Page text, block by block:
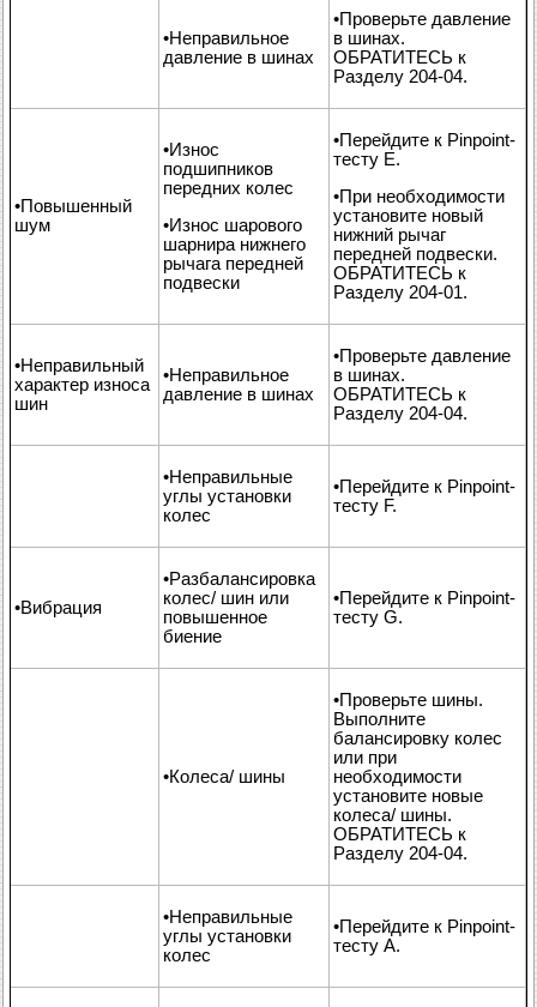
•Неправильное
давление в шинах
•Проверьте давление
в шинах.
ОБРАТИТЕСЬ к
Разделу 204-04.
•Повышенный
шум
•Износ
подшипников
передних колес
•Износ шарового
шарнира нижнего
рычага передней
подвески
•Перейдите к Pinpoint-
тесту Е.
•При необходимости
установите новый
нижний рычаг
передней подвески.
ОБРАТИТЕСЬ к
Разделу 204-01.
•Неправильный
характер износа
шин
•Неправильное
давление в шинах
•Проверьте давление
в шинах.
ОБРАТИТЕСЬ к
Разделу 204-04.
•Неправильные
углы установки
колес
•Перейдите к Pinpoint-
тесту F.
•Вибрация
•Разбалансировка
колес/ шин или
повышенное
биение
•Перейдите к Pinpoint-
тесту G.
•Колеса/ шины
•Проверьте шины.
Выполните
балансировку колес
или при
необходимости
установите новые
колеса/ шины.
ОБРАТИТЕСЬ к
Разделу 204-04.
•Неправильные
углы установки
колес
•Перейдите к Pinpoint-
тесту А.